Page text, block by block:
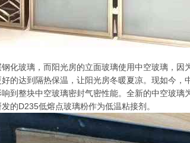
化玻璃，而阳光房的立面玻璃使用中空玻璃，
的达到隔热保温，让阳光房冬暖夏凉。现如今
到整块中空玻璃密封气密性能。全新的中空玻
的D235低熔点玻璃粉作为低温粘接剂。